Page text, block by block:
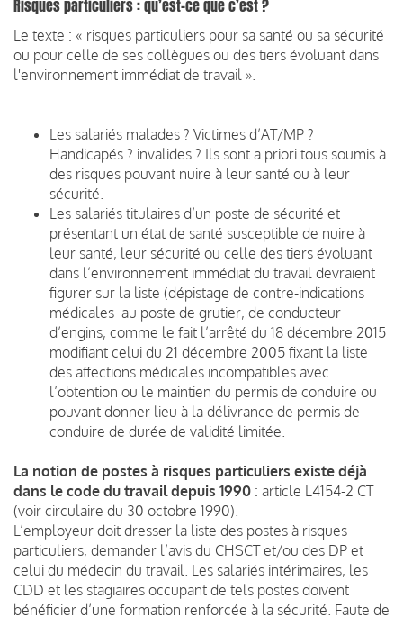
Risques particuliers : qu’est-ce que c’est ?
Le texte : « risques particuliers pour sa santé ou sa sécurité
ou pour celle de ses collègues ou des tiers évoluant dans
l'environnement immédiat de travail ».
Les salariés malades ? Victimes d’AT/MP ?
Handicapés ? invalides ? Ils sont a priori tous soumis à
des risques pouvant nuire à leur santé ou à leur
sécurité.
Les salariés titulaires d’un poste de sécurité et
présentant un état de santé susceptible de nuire à
leur santé, leur sécurité ou celle des tiers évoluant
dans l’environnement immédiat du travail devraient
figurer sur la liste (dépistage de contre-indications
médicales au poste de grutier, de conducteur
d’engins, comme le fait l’arrêté du 18 décembre 2015
modifiant celui du 21 décembre 2005 fixant la liste
des affections médicales incompatibles avec
l’obtention ou le maintien du permis de conduire ou
pouvant donner lieu à la délivrance de permis de
conduire de durée de validité limitée.
La notion de postes à risques particuliers existe déjà
dans le code du travail depuis 1990 : article L4154-2 CT
(voir circulaire du 30 octobre 1990).
L’employeur doit dresser la liste des postes à risques
particuliers, demander l’avis du CHSCT et/ou des DP et
celui du médecin du travail. Les salariés intérimaires, les
CDD et les stagiaires occupant de tels postes doivent
bénéficier d’une formation renforcée à la sécurité. Faute de